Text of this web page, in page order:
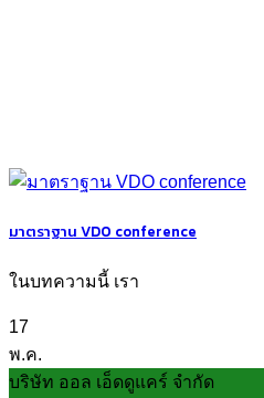
มาตราฐาน VDO conference
ในบทความนี้ เรา
17
พ.ค.
บริษัท ออล เอ็ดดูแคร์ จำกัด